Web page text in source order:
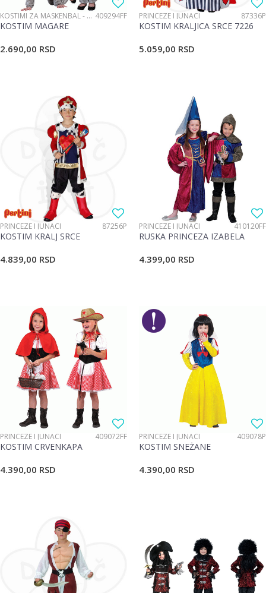
KOSTIMI ZA MASKENBAL - ŽIVOTINJE 409294FF
KOSTIM MAGARE
2.690,00 RSD
PRINCEZE I JUNACI 87336P
KOSTIM KRALJICA SRCE 7226
5.059,00 RSD
PRINCEZE I JUNACI 87256P
KOSTIM KRALJ SRCE
4.839,00 RSD
PRINCEZE I JUNACI 410120FF
RUSKA PRINCEZA IZABELA
4.399,00 RSD
PRINCEZE I JUNACI 409072FF
KOSTIM CRVENKAPA
4.390,00 RSD
PRINCEZE I JUNACI 409078P
KOSTIM SNEŽANE
4.390,00 RSD